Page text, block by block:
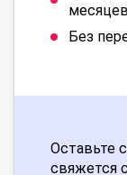
месяцев
Без
Оставьте
свяжется